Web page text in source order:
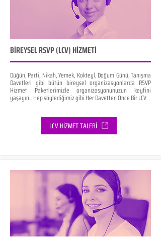
BİREYSEL RSVP (LCV) HİZMETİ
Düğün, Parti, Nikah, Yemek, Kokteyl, Doğum Günü, Tanışma
Davetleri gibi bütün bireysel organizasyonlarda RSVP
Hizmet Paketlerimizle organizasyonunuzun keyfini
yaşayın... Hep söylediğimiz gibi Her Davetten Önce Bir LCV
LCV HİZMET TALEBİ